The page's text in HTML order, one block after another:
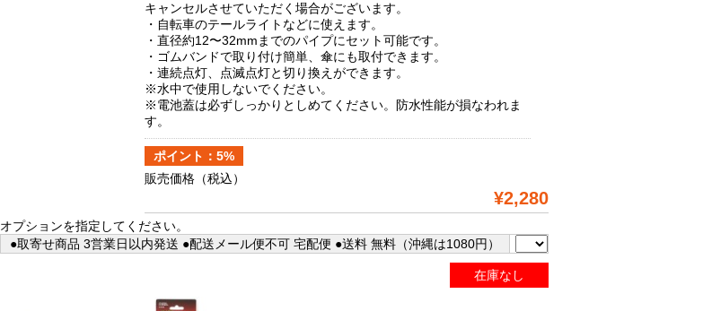
キャンセルさせていただく場合がございます。
・自転車のテールライトなどに使えます。
・直径約12〜32mmまでのパイプにセット可能です。
・ゴムバンドで取り付け簡単、傘にも取付できます。
・連続点灯、点滅点灯と切り換えができます。
※水中で使用しないでください。
※電池蓋は必ずしっかりとしめてください。防水性能が損なわれま
す。
ポイント：5%
販売価格 （税込）
¥2,280
オプションを指定してください。
●取寄せ商品 3営業日以内発送 ●配送メール便不可 宅配便 ●送料 無料（沖縄は1080円）
在庫なし